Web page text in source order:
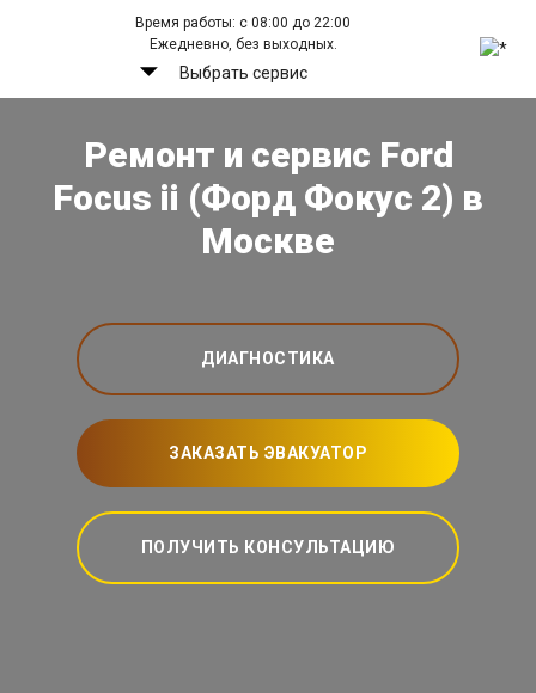
Время работы: с 08:00 до 22:00
Ежедневно, без выходных.
Выбрать сервис
Ремонт и сервис Ford
Focus ii (Форд Фокус 2) в
Москве
ДИАГНОСТИКА
ЗАКАЗАТЬ ЭВАКУАТОР
ПОЛУЧИТЬ КОНСУЛЬТАЦИЮ